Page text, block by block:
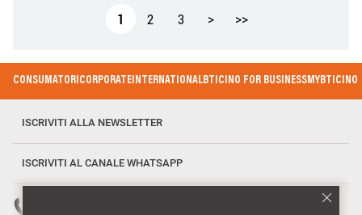
Pagina attuale
1 Page
2 Page
3 Pagina successiva
> Ultima pagina
>>
Footer Menu
CONSUMATORICORPORATEINTERNATIONALBTICINO FOR BUSINESSMYBTICINO
ISCRIVITI ALLA NEWSLETTER
ISCRIVITI AL CANALE WHATSAPP